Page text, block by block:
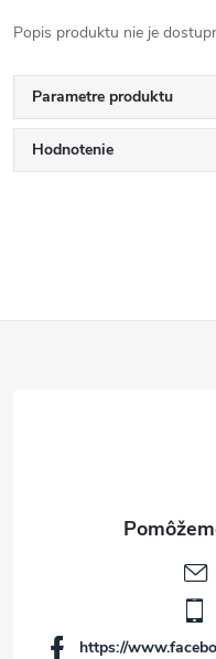
Popis produktu nie je
Parametre produktu
Hodnotenie
https://